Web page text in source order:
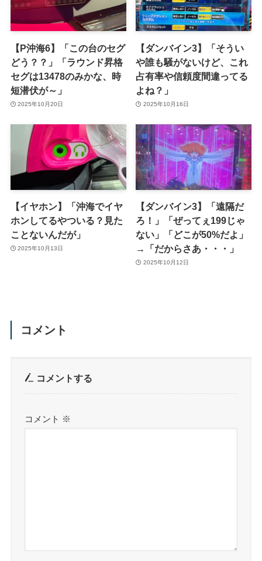
【P沖海6】「この台のセグ
どう？？」「ラウンド昇格
セグは13478のみかな、時
短潜伏が～」
2025年10月20日
【ダンバイン3】「そうい
や誰も騒がないけど、これ
占有率や信頼度間違ってる
よね？」
2025年10月16日
【イヤホン】「沖海でイヤ
ホンしてるやついる？見た
ことないんだが」
2025年10月13日
【ダンバイン3】「遠隔だ
ろ！」「ぜってぇ199じゃ
ない」「どこが50%だよ」
→「だからさあ・・・」
2025年10月12日
コメント
コメントする
コメント ※